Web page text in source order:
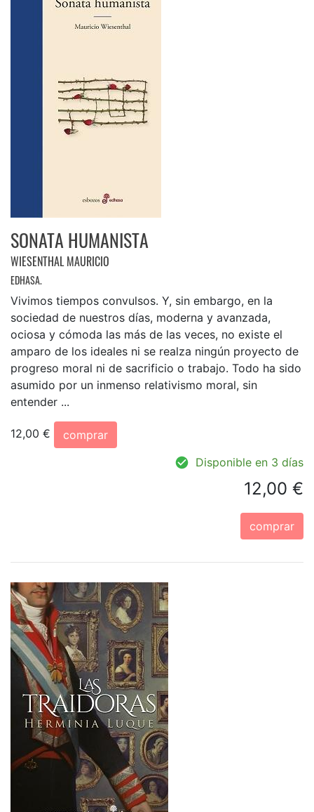
SONATA HUMANISTA
WIESENTHAL MAURICIO
EDHASA.
Vivimos tiempos convulsos. Y, sin embargo, en la
sociedad de nuestros días, moderna y avanzada,
ociosa y cómoda las más de las veces, no existe el
amparo de los ideales ni se realza ningún proyecto de
progreso moral ni de sacrificio o trabajo. Todo ha sido
asumido por un inmenso relativismo moral, sin
entender ...
12,00 €
comprar
Disponible en 3 días
12,00 €
comprar